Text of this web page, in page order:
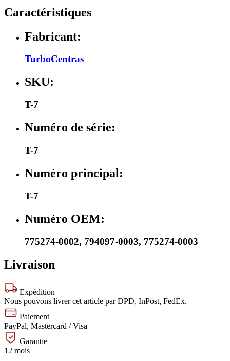
Caractéristiques
Fabricant:
TurboCentras
SKU:
T-7
Numéro de série:
T-7
Numéro principal:
T-7
Numéro OEM:
775274-0002, 794097-0003, 775274-0003
Livraison
Expédition
Nous pouvons livrer cet article par DPD, InPost, FedEx.
Paiement
PayPal, Mastercard / Visa
Garantie
12 mois